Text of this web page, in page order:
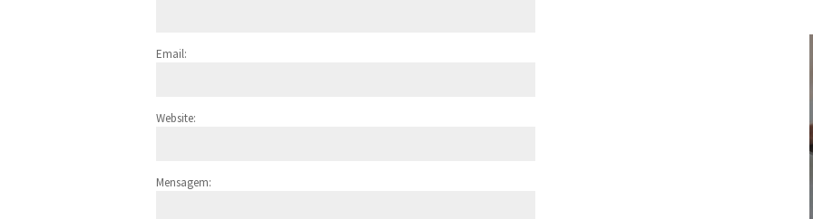
Email:
Website:
Mensagem: